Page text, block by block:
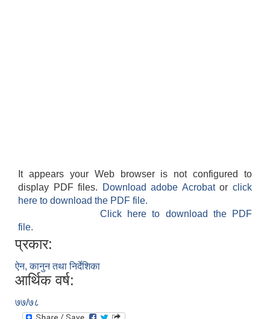
It appears your Web browser is not configured to
display PDF files.
Download adobe Acrobatorclick
here to download the PDF file.
Click here to download the PDF
file.
प्रकार:
ऐन, कानुन तथा निर्देशिका
आर्थिक वर्ष:
७७/७८